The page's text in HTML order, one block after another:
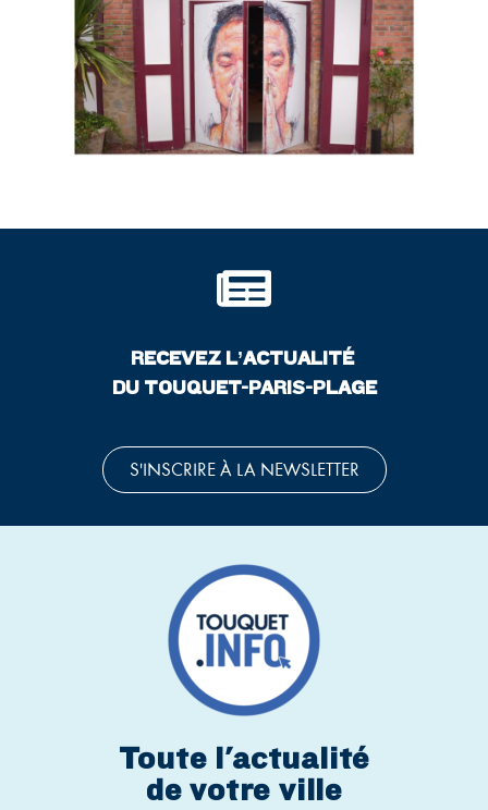
RECEVEZ L’ACTUALITÉ
DU TOUQUET-PARIS-PLAGE
S'INSCRIRE À LA NEWSLETTER
Toute l'actualité
de votre ville